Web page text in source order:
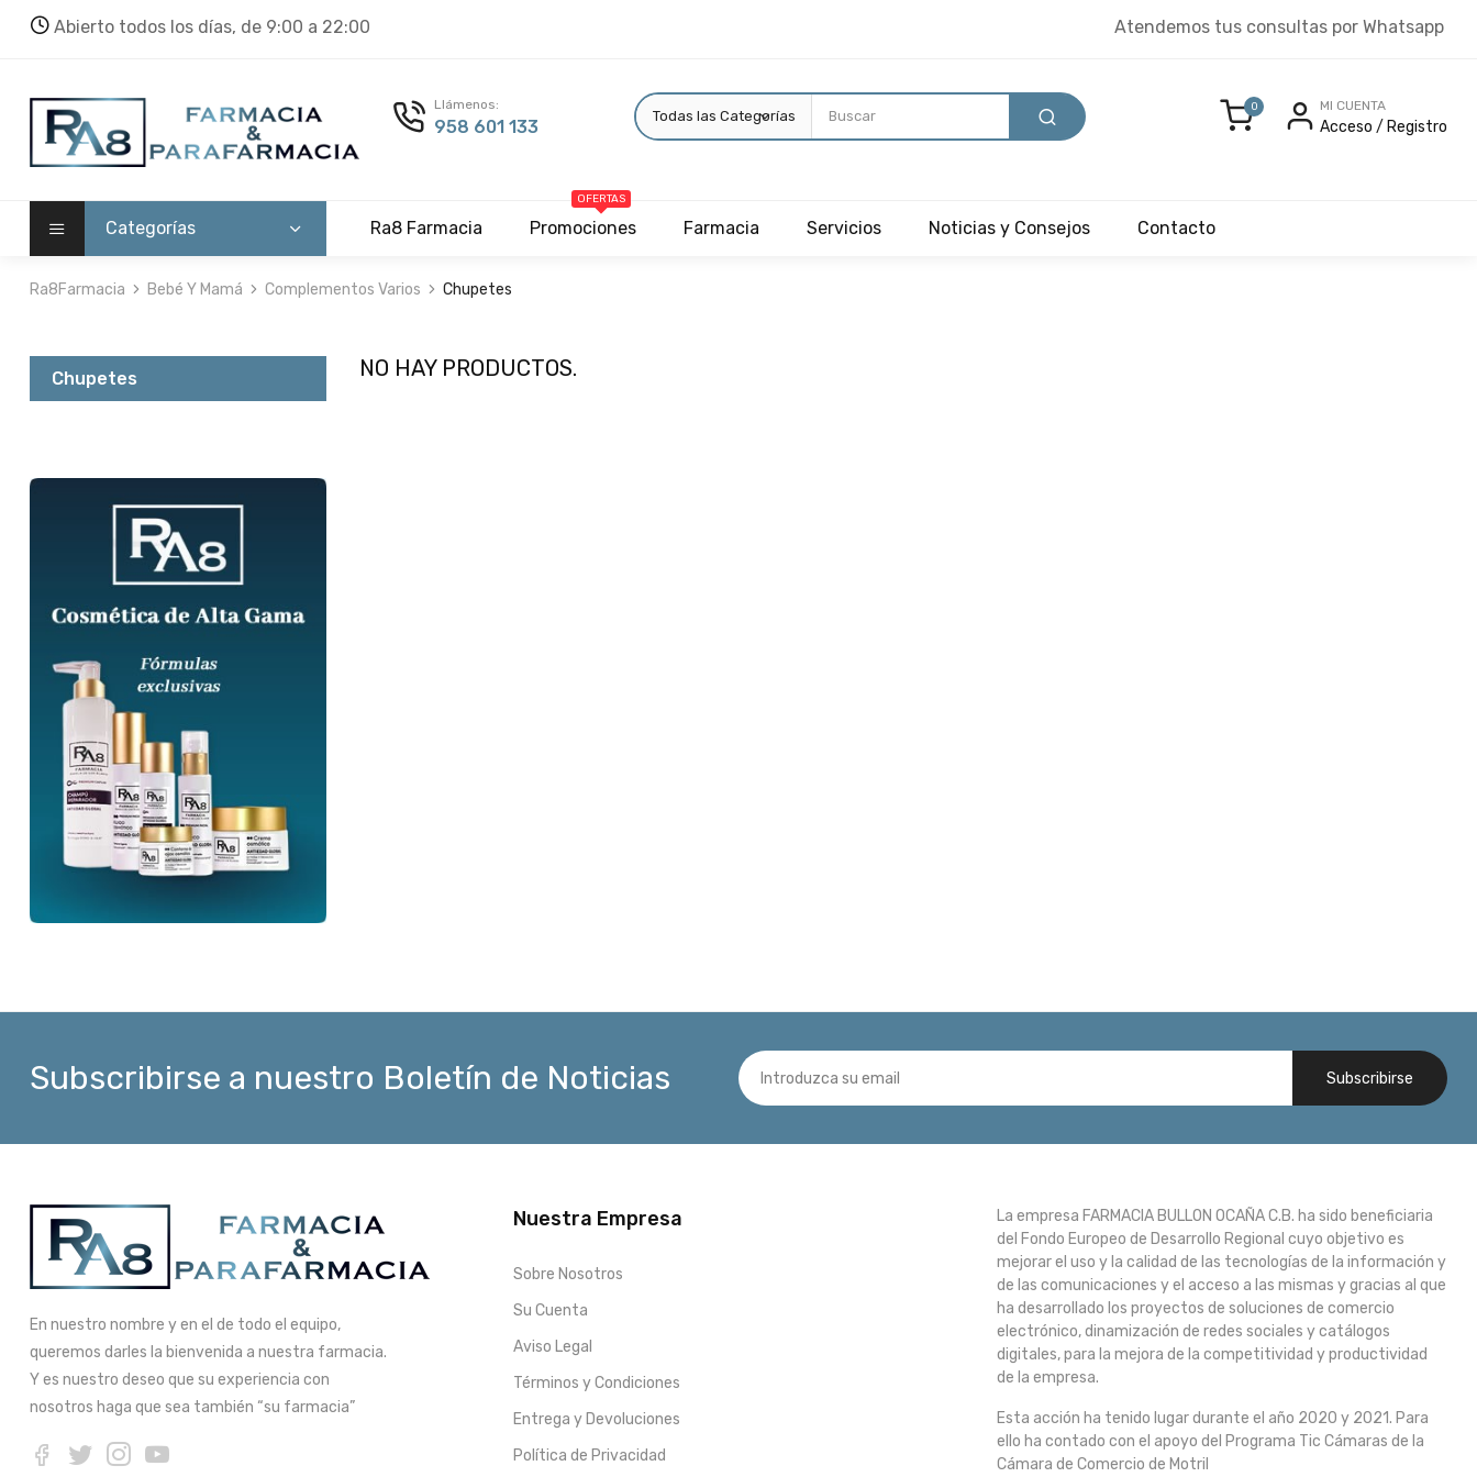
Abierto todos los días, de 9:00 a 22:00 Atendemos tus consultas por Whatsapp
Llámenos:
958 601 133
0 MI CUENTA
Acceso / Registro
Categorías Ra8 Farmacia
OFERTAS
Promociones Farmacia Servicios Noticias y Consejos Contacto
Ra8Farmacia Bebé Y Mamá Complementos Varios Chupetes
Chupetes NO HAY PRODUCTOS.
Subscribirse a nuestro Boletín de Noticias Subscribirse
En nuestro nombre y en el de todo el equipo,
queremos darles la bienvenida a nuestra farmacia.
Y es nuestro deseo que su experiencia con
nosotros haga que sea también “su farmacia”
Nuestra Empresa
Sobre Nosotros
Su Cuenta
Aviso Legal
Términos y Condiciones
Entrega y Devoluciones
Política de Privacidad
La empresa FARMACIA BULLON OCAÑA C.B. ha sido beneficiaria
del Fondo Europeo de Desarrollo Regional cuyo objetivo es
mejorar el uso y la calidad de las tecnologías de la información y
de las comunicaciones y el acceso a las mismas y gracias al que
ha desarrollado los proyectos de soluciones de comercio
electrónico, dinamización de redes sociales y catálogos
digitales, para la mejora de la competitividad y productividad
de la empresa.
Esta acción ha tenido lugar durante el año 2020 y 2021. Para
ello ha contado con el apoyo del Programa Tic Cámaras de la
Cámara de Comercio de Motril